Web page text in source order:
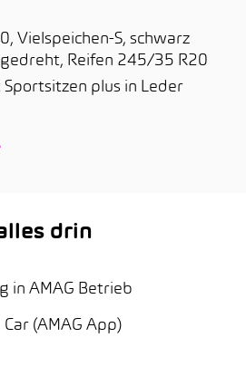
Vielspeichen-S, schwarz
Reifen 245/35 R20
plus in Leder
drin
in AMAG Betrieb
(AMAG App)